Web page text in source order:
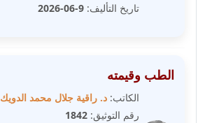
مدونة سلوى بدران
عاملة
تاريخ التأليف: 9-06-2026
الطب وقيمته
الكاتب: د. راقية جلال محمد الدويك
رقم التوثيق: 1842